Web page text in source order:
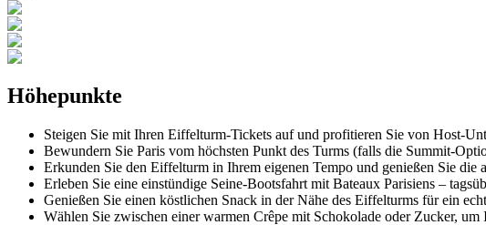
Höhepunkte
Steigen Sie mit Ihren Eiffelturm-Tickets auf und profitieren Sie von Host-
Bewundern Sie Paris vom höchsten Punkt des Turms (falls die Summit-
Erkunden Sie den Eiffelturm in Ihrem eigenen Tempo und genießen Sie die
Erleben Sie eine einstündige Seine-Bootsfahrt mit Bateaux Parisiens –
Genießen Sie einen köstlichen Snack in der Nähe des Eiffelturms für ein
Wählen Sie zwischen einer warmen Crêpe mit Schokolade oder Zucker, um